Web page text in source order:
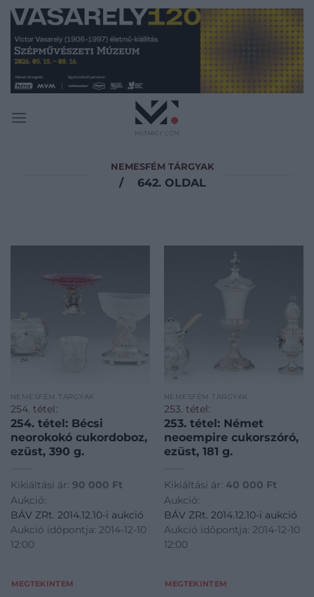
Skip
content
NEMESFÉM TÁRGYAK
/ 642. OLDAL
NEMESFÉM TÁRGYAK
254. tétel:
254. tétel: Bécsi
neorokokó cukordoboz,
ezüst, 390 g.
Kikiáltási ár: 90 000 Ft
Aukció:
BÁV ZRt. 2014.12.10-i aukció
Aukció időpontja: 2014-12-10
12:00
MEGTEKINTEM
NEMESFÉM TÁRGYAK
253. tétel:
253. tétel: Német
neoempire cukorszóró,
ezüst, 181 g.
Kikiáltási ár: 40 000 Ft
Aukció:
BÁV ZRt. 2014.12.10-i aukció
Aukció időpontja: 2014-12-10
12:00
MEGTEKINTEM